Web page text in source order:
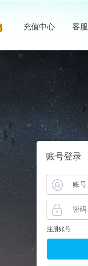
充值中心 客服
账号登录
注册账号